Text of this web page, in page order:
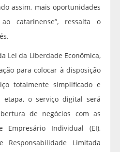
assim, mais oportunidades
catarinense”, ressalta o
Lei da Liberdade Econômica,
para colocar à disposição
totalmente simplificado e
etapa, o serviço digital será
de negócios com as
Empresário Individual (EI),
Responsabilidade Limitada